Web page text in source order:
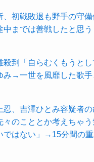
、初戦敗退も野手の守
までは善戦したと思う
殺到「自らむくもうと
み→一世を風靡した歌手
忍、吉澤ひとみ容疑者
々のこととか考えちゃ
ではない」→15分間の